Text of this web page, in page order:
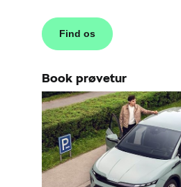
Find os
Book prøvetur